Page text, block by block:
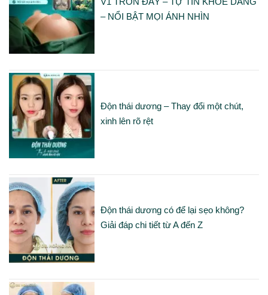
– NỔI BẬT MỌI ÁNH NHÌN
Độn thái dương – Thay đổi một chút,
xinh lên rõ rệt
Độn thái dương có để lại sẹo không?
Giải đáp chi tiết từ A đến Z